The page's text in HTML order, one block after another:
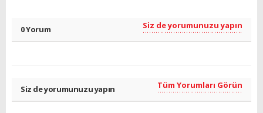
0 Yorum Siz de yorumunuzu yapın
Siz de yorumunuzu yapın Tüm Yorumları Görün